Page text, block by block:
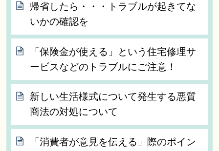
帰省したら・・・トラブルが起きてな
いかの確認を
「保険金が使える」という住宅修理サ
ービスなどのトラブルにご注意！
新しい生活様式について発生する悪質
商法の対処について
「消費者が意見を伝える」際のポイン